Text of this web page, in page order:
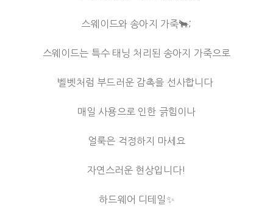
스웨이드와 송아지 가죽🐂;
스웨이드는 특수 태닝 처리된 송아지 가죽으로
벨벳처럼 부드러운 감촉을 선사합니다
매일 사용으로 인한 긁힘이나
얼룩은 걱정하지 마세요
자연스러운 현상입니다!
하드웨어 디테일✨